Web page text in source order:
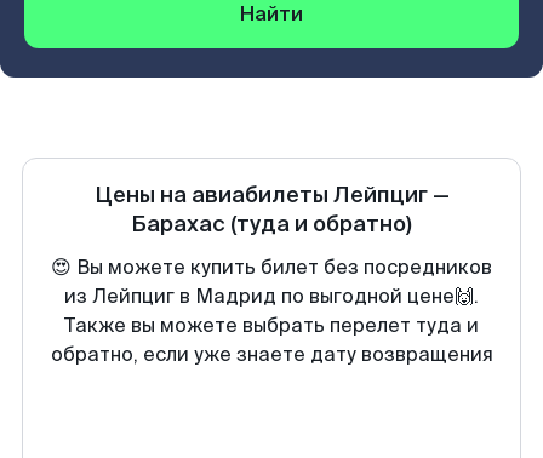
Найти
Цены на авиабилеты Лейпциг—
Барахас (туда и обратно)
😍 Вы можете купить билет без посредников
из Лейпциг в Мадрид по выгодной цене🙌.
Также вы можете выбрать перелет туда и
обратно, если уже знаете дату возвращения